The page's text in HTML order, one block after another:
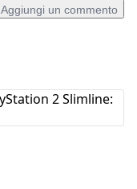
Aggiungi un commento